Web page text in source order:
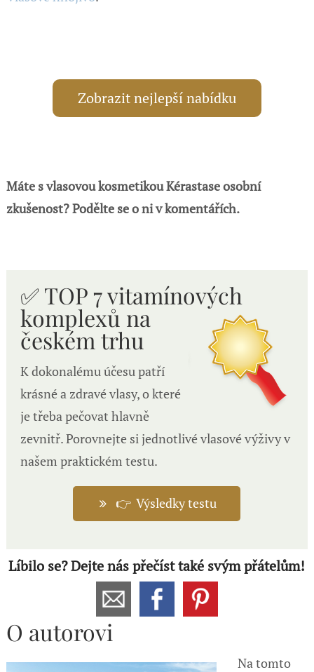
Zobrazit nejlepší nabídku
Máte s vlasovou kosmetikou Kérastase osobní
zkušenost? Podělte se o ni v komentářích.
✅ TOP 7 vitamínových
komplexů na
českém trhu
K dokonalému účesu patří
krásné a zdravé vlasy, o které
je třeba pečovat hlavně
zevnitř. Porovnejte si jednotlivé vlasové výživy v
našem praktickém testu.
👉 Výsledky testu
Líbilo se? Dejte nás přečíst také svým přátelům!
O autorovi
Na tomto